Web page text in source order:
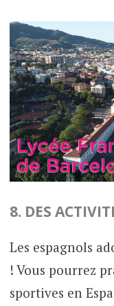
8. DES
Les espagnols
! Vous pourrez
sportives en